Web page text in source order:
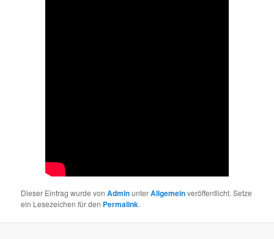
Dieser Eintrag wurde vonAdminunterAllgemeinveröffentlicht. Setze
ein Lesezeichen für den Permalink.